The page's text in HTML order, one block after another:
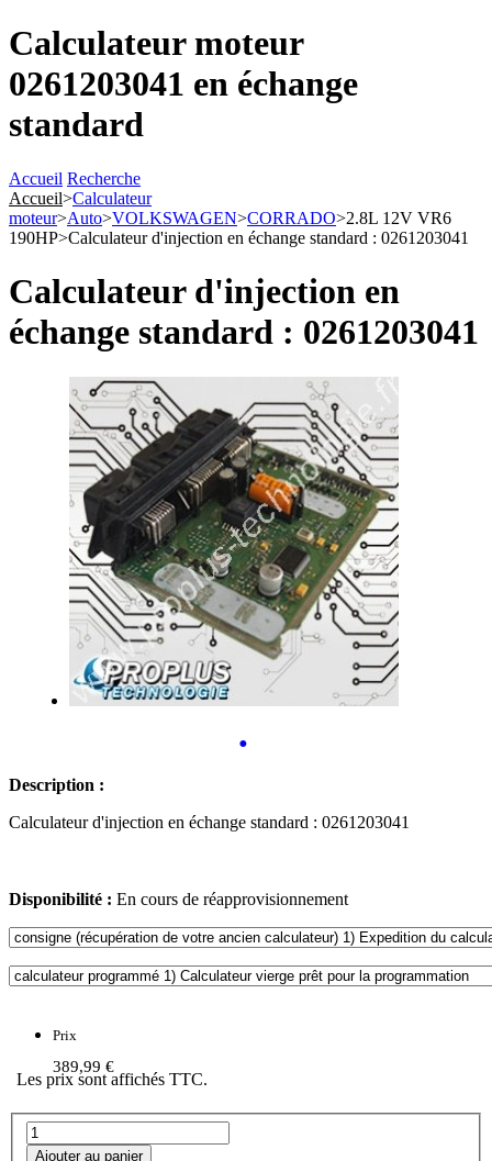
Calculateur moteur
0261203041 en échange
standard
Accueil Recherche
Accueil>Calculateur
moteur>Auto>VOLKSWAGEN>CORRADO>2.8L 12V VR6
190HP>Calculateur d'injection en échange standard : 0261203041
Calculateur d'injection en
échange standard : 0261203041
•
Description :
Calculateur d'injection en échange standard : 0261203041
Disponibilité : En cours de réapprovisionnement
Prix
389,99 €
Les prix sont affichés TTC.